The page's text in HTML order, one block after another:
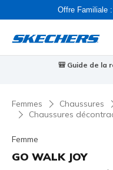
Offre Familiale :
🎒 Guide de la
Femmes Chaussures
Chaussures
Femme
GO WALK JOY